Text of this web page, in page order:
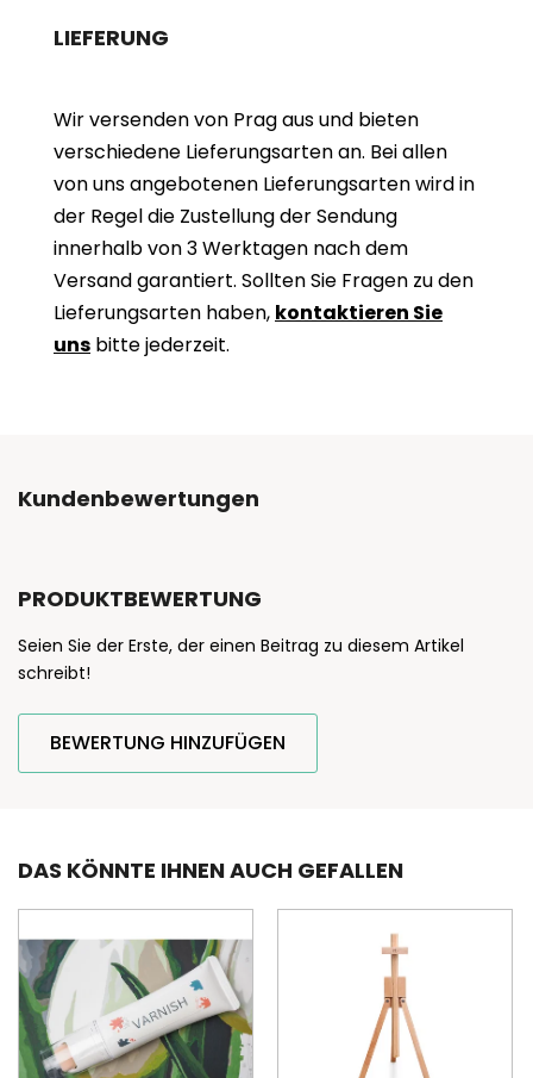
LIEFERUNG
Wir versenden von Prag aus und bieten
verschiedene Lieferungsarten an. Bei allen
von uns angebotenen Lieferungsarten wird in
der Regel die Zustellung der Sendung
innerhalb von 3 Werktagen nach dem
Versand garantiert. Sollten Sie Fragen zu den
Lieferungsarten haben, kontaktieren Sie
uns bitte jederzeit.
Kundenbewertungen
PRODUKTBEWERTUNG
Seien Sie der Erste, der einen Beitrag zu diesem Artikel
schreibt!
BEWERTUNG HINZUFÜGEN
DAS KÖNNTE IHNEN AUCH GEFALLEN